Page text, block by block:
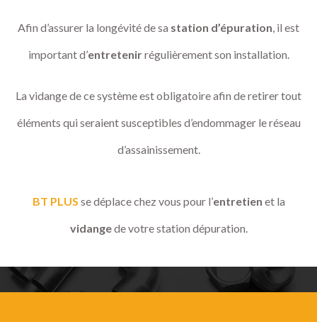
Afin d’assurer la longévité de sa station d’épuration, il est
important d’entretenirrégulièrement son installation.
La vidange de ce système est obligatoire afin de retirer tout
éléments qui seraient susceptibles d’endommager le réseau
d’assainissement.
BT PLUS se déplace chez vous pour l’entretien et la
vidangede votre station dépuration.